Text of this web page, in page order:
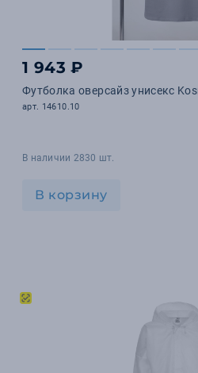
1 943 ₽
Футболка оверсайз унисекс
арт. 14610.10
В наличии 2830 шт.
В корзину